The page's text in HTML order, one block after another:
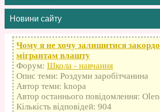
Новини сайту
Чому я не хочу залишитися
мігрантам влашту
Форум: Школа - навчання
Опис теми: Роздуми заробітчанина
Автор теми: knopa
Автор останнього повідомлення:
Кількість відповідей: 904